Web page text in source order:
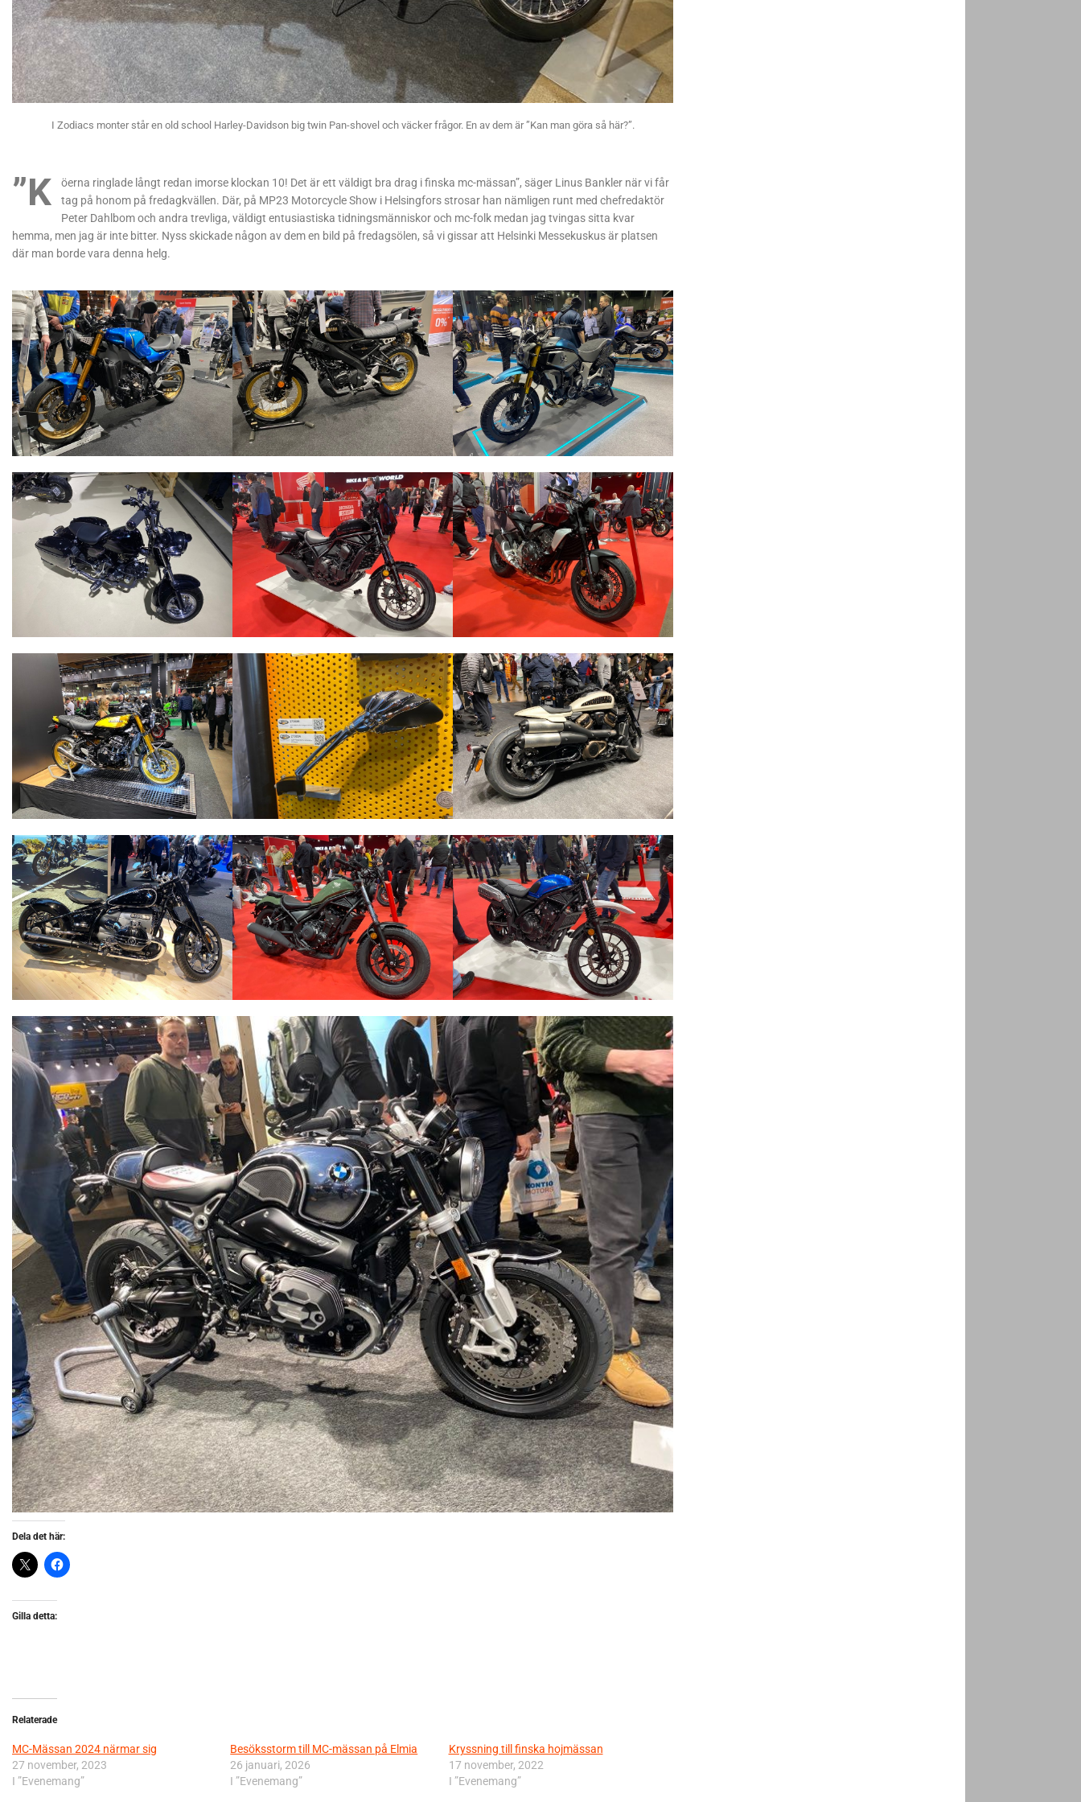
I Zodiacs monter står en old school Harley-Davidson big twin Pan-shovel och väcker frågor. En av dem är ”Kan man göra så här?”.
”K
öerna ringlade långt redan imorse klockan 10! Det är ett väldigt bra drag i finska mc-mässan”, säger Linus Bankler när vi får
tag på honom på fredagkvällen. Där, på MP23 Motorcycle Show i Helsingfors strosar han nämligen runt med chefredaktör
Peter Dahlbom och andra trevliga, väldigt entusiastiska tidningsmänniskor och mc-folk medan jag tvingas sitta kvar
hemma, men jag är inte bitter. Nyss skickade någon av dem en bild på fredagsölen, så vi gissar att Helsinki Messekuskus är platsen
där man borde vara denna helg.
Dela det här:
Gilla detta:
Relaterade
MC-Mässan 2024 närmar sig
27 november, 2023
I ”Evenemang”
Besöksstorm till MC-mässan på Elmia
26 januari, 2026
I ”Evenemang”
Kryssning till finska hojmässan
17 november, 2022
I ”Evenemang”